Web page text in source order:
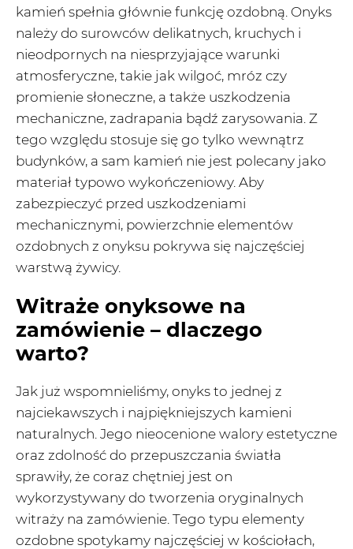
kamień spełnia głównie funkcję ozdobną. Onyks
należy do surowców delikatnych, kruchych i
nieodpornych na niesprzyjające warunki
atmosferyczne, takie jak wilgoć, mróz czy
promienie słoneczne, a także uszkodzenia
mechaniczne, zadrapania bądź zarysowania. Z
tego względu stosuje się go tylko wewnątrz
budynków, a sam kamień nie jest polecany jako
materiał typowo wykończeniowy. Aby
zabezpieczyć przed uszkodzeniami
mechanicznymi, powierzchnie elementów
ozdobnych z onyksu pokrywa się najczęściej
warstwą żywicy.
Witraże onyksowe na
zamówienie – dlaczego
warto?
Jak już wspomnieliśmy, onyks to jednej z
najciekawszych i najpiękniejszych kamieni
naturalnych. Jego nieocenione walory estetyczne
oraz zdolność do przepuszczania światła
sprawiły, że coraz chętniej jest on
wykorzystywany do tworzenia oryginalnych
witraży na zamówienie. Tego typu elementy
ozdobne spotykamy najczęściej w kościołach,